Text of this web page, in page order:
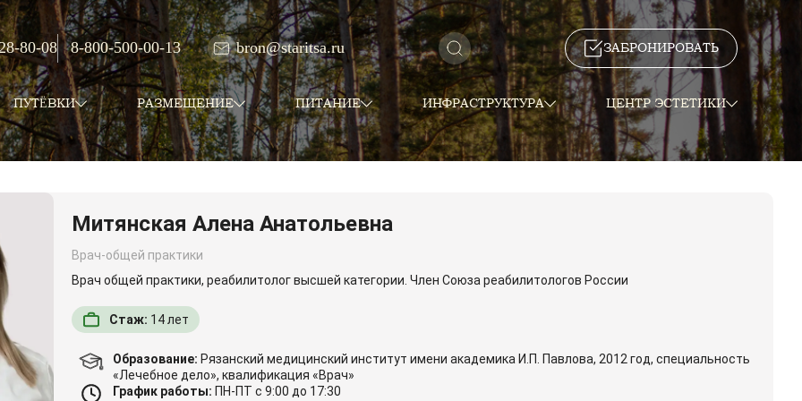
80-08 8-800-500-00-13 bron@staritsa.ru ЗАБРОНИРОВАТЬ
ПУТЁВКИ РАЗМЕЩЕНИЕ ПИТАНИЕ ИНФРАСТРУКТУРА ЦЕНТР ЭСТЕТИКИ
Митянская Алена Анатольевна
Врач-общей практики
Врач общей практики, реабилитолог высшей категории. Член Союза реабилитологов России
Стаж: 14лет
Образование: Рязанский медицинский институт имени академика И.П. Павлова, 2012 год, специальность
«Лечебное дело», квалификация «Врач»
График работы: ПН-ПТ с 9:00 до 17:30